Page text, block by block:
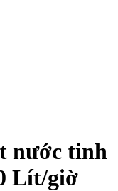
nước tinh
Lít/giờ